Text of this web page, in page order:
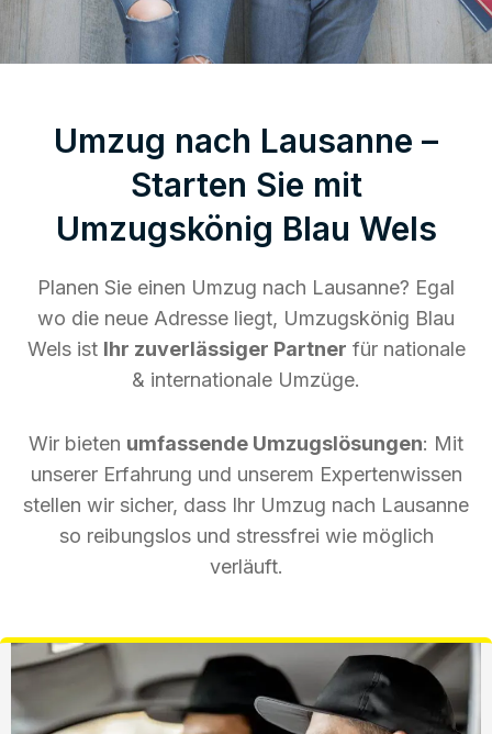
Umzug nach Lausanne –
Starten Sie mit
Umzugskönig Blau Wels
Planen Sie einen Umzug nach Lausanne? Egal
wo die neue Adresse liegt, Umzugskönig Blau
Wels ist Ihr zuverlässiger Partner für nationale
& internationale Umzüge.
Wir bieten umfassende Umzugslösungen: Mit
unserer Erfahrung und unserem Expertenwissen
stellen wir sicher, dass Ihr Umzug nach Lausanne
so reibungslos und stressfrei wie möglich
verläuft.